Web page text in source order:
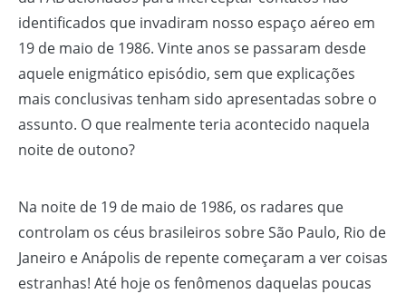
identificados que invadiram nosso espaço aéreo em
19 de maio de 1986. Vinte anos se passaram desde
aquele enigmático episódio, sem que explicações
mais conclusivas tenham sido apresentadas sobre o
assunto. O que realmente teria acontecido naquela
noite de outono?
Na noite de 19 de maio de 1986, os radares que
controlam os céus brasileiros sobre São Paulo, Rio de
Janeiro e Anápolis de repente começaram a ver coisas
estranhas! Até hoje os fenômenos daquelas poucas